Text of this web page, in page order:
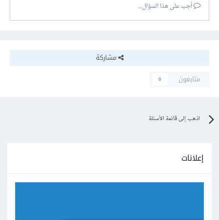
أجب على هذا السؤال...
مشاركة
متابعون
0
اذهب إلى قائمة الأسئلة
إعلانات